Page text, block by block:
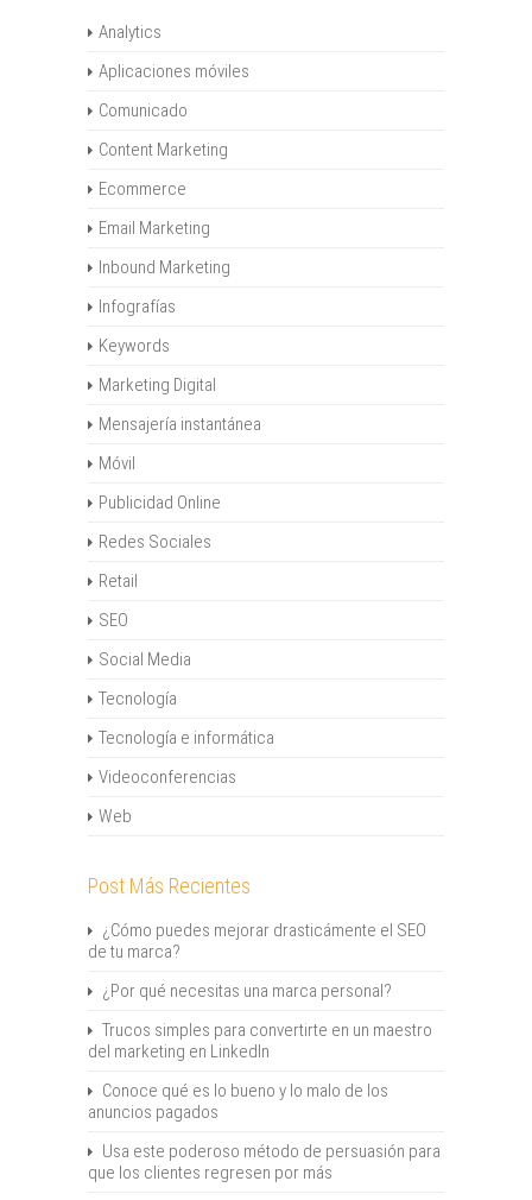
Analytics
Aplicaciones móviles
Comunicado
Content Marketing
Ecommerce
Email Marketing
Inbound Marketing
Infografías
Keywords
Marketing Digital
Mensajería instantánea
Móvil
Publicidad Online
Redes Sociales
Retail
SEO
Social Media
Tecnología
Tecnología e informática
Videoconferencias
Web
Post Más Recientes
¿Cómo puedes mejorar drasticámente el SEO
de tu marca?
¿Por qué necesitas una marca personal?
Trucos simples para convertirte en un maestro
del marketing en LinkedIn
Conoce qué es lo bueno y lo malo de los
anuncios pagados
Usa este poderoso método de persuasión para
que los clientes regresen por más